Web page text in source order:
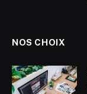
NOS CHOIX